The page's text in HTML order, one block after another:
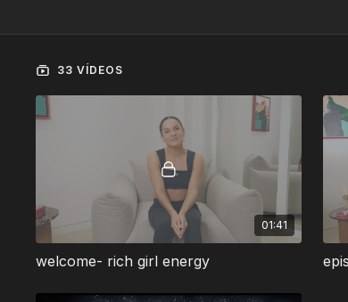
33 VÍDEOS
01:41
welcome- rich girl energy